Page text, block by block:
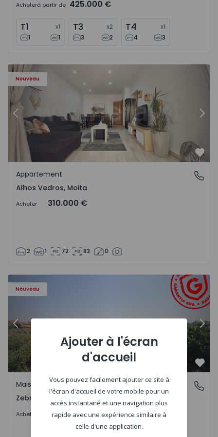
Acheterà partir de 425.000 €
T1 x1
1
1
T3 x2
3
2
T4 x1
4
3
Nouveau
Appartement T2 Moita, Alhos Vedros - 1572464 - 1
Précédent
Alhos Vedros, Moita
Appartement
Alhos Vedros, Moita
Acheter 310.000 €
2 1 72 83 0
Nouveau
- 43
Maison de Ville T4 Idanha-a-Nova, Zebreira e Segura -
Précédent
Zebreira e Segura, Castelo Branco
Maison de Ville
Zebreira e Segura, Castelo Branco
Acheter 79.000 €
Ajouter à l'écran
d'accueil
Vous pouvez facilement ajouter ce site à
l'écran d'accueil de votre mobile pour un
accès instantané et une navigation plus
rapide avec une expérience similaire à
celle d'une application.